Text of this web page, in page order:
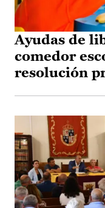
Ayudas de
comedor
resolución